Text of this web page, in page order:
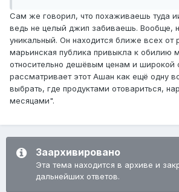
Сам же говорил, что похаживаешь туда
ведь не целый джип забиваешь. Вообще,
уникальный. Он находится ближе всех от
марьинская публика привыкла к обилию
относительно дешёвым ценам и широкой
рассматривает этот Ашан как ещё одну
выбрать, где продуктами отовариться,
месяцами".
Заархивировано
Эта тема находится в архиве и
дальнейших ответов.